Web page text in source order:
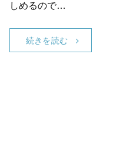
しめるので…
続きを読む